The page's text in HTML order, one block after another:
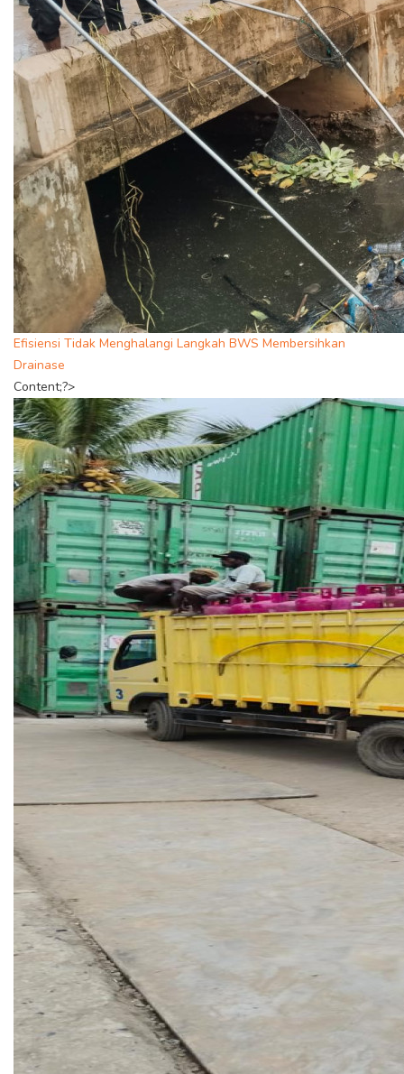
Efisiensi Tidak Menghalangi Langkah BWS Membersihkan
Drainase
Content;?>